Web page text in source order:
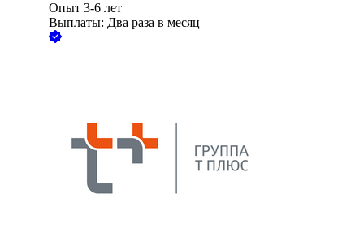
Опыт 3-6 лет
Выплаты: Два раза в месяц